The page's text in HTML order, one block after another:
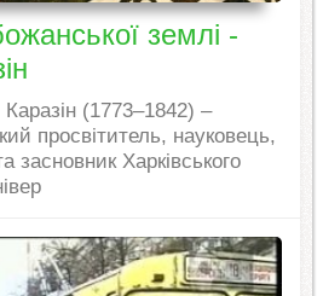
землі -
(1773–1842) –
просвітитель, науковець,
засновник Харківського